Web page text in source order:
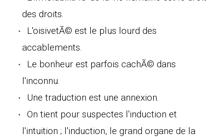
des droits.
L'oisivetÃ© est le plus lourd des
accablements.
Le bonheur est parfois cachÃ© dans
l'inconnu.
Une traduction est une annexion.
On tient pour suspectes l'induction et
l'intuition ; l'induction, le grand organe de la